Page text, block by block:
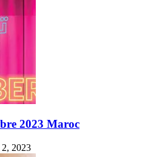
2023 Maroc
2023